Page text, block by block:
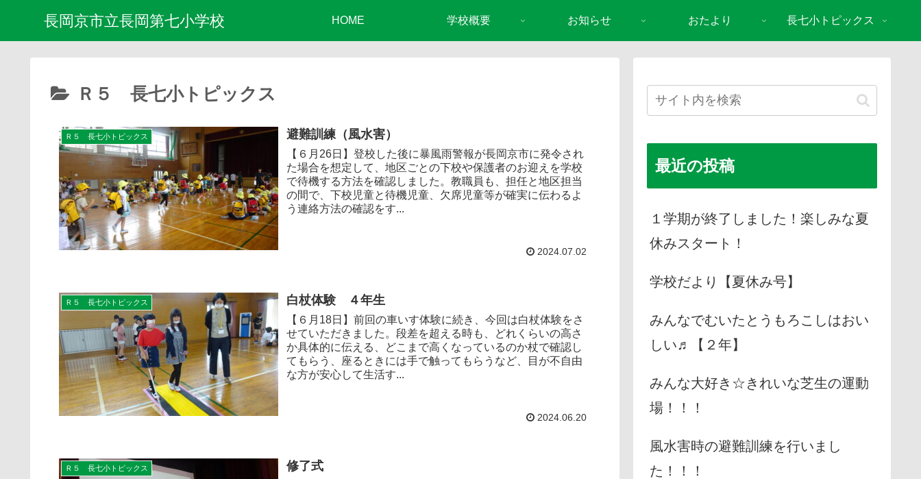
長岡京市立長岡第七小学校 HOME 学校概要 お知らせ おたより 長七小トピックス
Ｒ５ 長七小トピックス
Ｒ５ 長七小トピックス 避難訓練（風水害）
【６月26日】登校した後に暴風雨警報が長岡京市に発令され
た場合を想定して、地区ごとの下校や保護者のお迎えを学校
で待機する方法を確認しました。教職員も、担任と地区担当
の間で、下校児童と待機児童、欠席児童等が確実に伝わるよ
う連絡方法の確認をす...
2024.07.02
Ｒ５ 長七小トピックス 白杖体験 ４年生
【６月18日】前回の車いす体験に続き、今回は白杖体験をさ
せていただきました。段差を超える時も、どれくらいの高さ
か具体的に伝える、どこまで高くなっているのか杖で確認し
てもらう、座るときには手で触ってもらうなど、目が不自由
な方が安心して生活す...
2024.06.20
Ｒ５ 長七小トピックス 修了式
最近の投稿
１学期が終了しました！楽しみな夏
休みスタート！
学校だより【夏休み号】
みんなでむいたとうもろこしはおい
しい♬【２年】
みんな大好き☆きれいな芝生の運動
場！！！
風水害時の避難訓練を行いまし
た！！！